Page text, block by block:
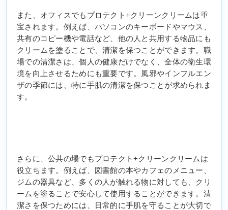
また、オフィスでもプロテクト+クリーンクリームは重
宝されます。例えば、パソコンのキーボードやマウス、
共有のコピー機や電話など、他の人と共用する物品にも
クリームを塗ることで、清潔を保つことができます。職
場での清潔さは、個人の健康だけでなく、全体の衛生環
境を向上させるためにも重要です。風邪やインフルエン
ザの季節には、特に手肌の清潔を保つことが求められま
す。
さらに、公共の場でもプロテクト+クリーンクリームは
役立ちます。例えば、図書館の本やカフェのメニュー、
ジムの器具など、多くの人が触れる物に対しても、クリ
ームを塗ることで安心して使用することができます。清
潔さを保つためには、日常的に手肌を守ることが大切で